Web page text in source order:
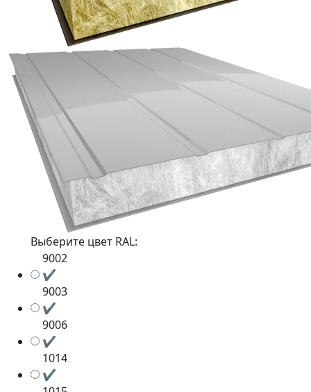
Выберите цвет RAL:
9002
✔
9003
✔
9006
✔
1014
✔